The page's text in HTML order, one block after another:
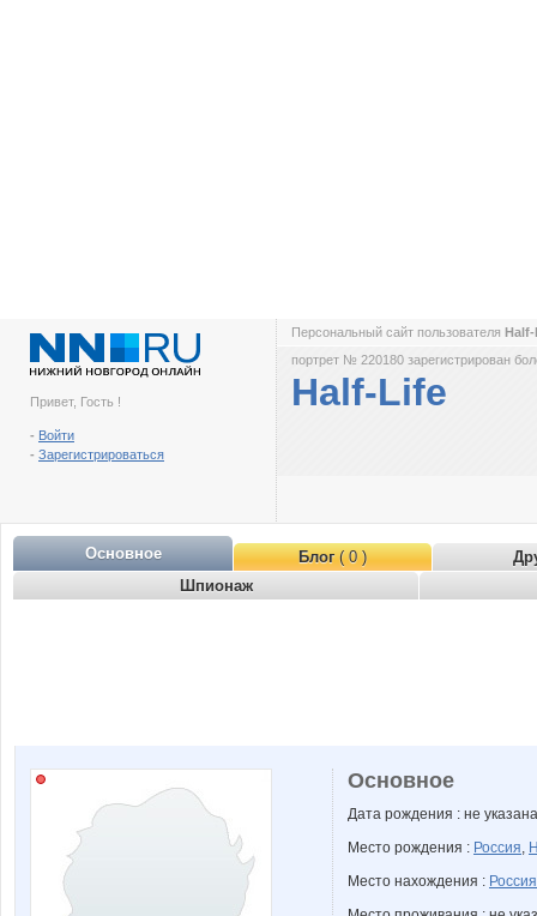
Привет, Гость !
- Войти
- Зарегистрироваться
Персональный сайт пользователя
портрет № 220180 зарегистрирован
Half-Life
Основное Блог( 0 )
Шпионаж
Основное
Дата рождения : не указана
Место рождения : Россия,
Место нахождения : Россия